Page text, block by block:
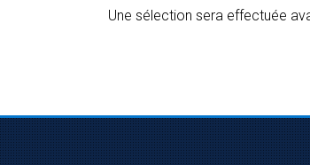
Une sélection sera effectuée